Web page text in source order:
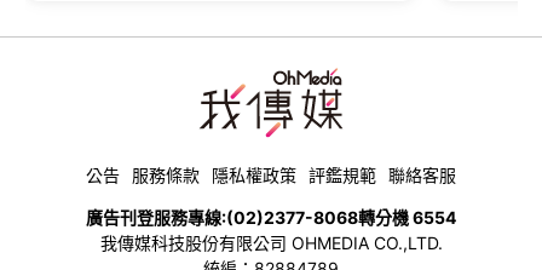
公告 服務條款 隱私權政策 評鑑規範 聯絡客服
廣告刊登服務專線:(02)2377-8068轉分機 6554
我傳媒科技股份有限公司 OHMEDIA CO.,LTD.